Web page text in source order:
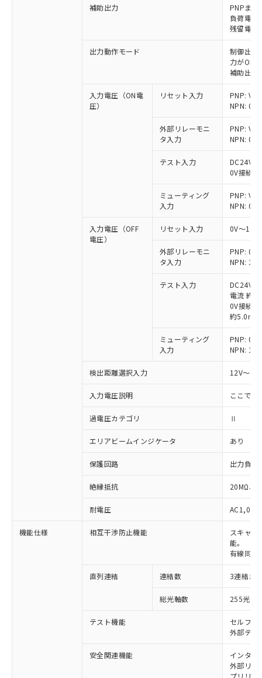
補助出力
PNPまた
負荷電流
残留電圧
出力動作モード
制御出力
力がON)
補助出力
入力電圧（ON電
圧）
リセット入力
PNP: Vs-
NPN: 0
外部リレーモニ
タ入力
PNP: Vs-
NPN: 0
テスト入力
DC24V
0V接続
ミューティング
入力
PNP: Vs-
NPN: 0
入力電圧（OFF
電圧）
リセット入力 0V～1/
外部リレーモニ
タ入力
PNP: 0V
NPN: 1/
テスト入力
DC24V
電流 約
0V接続
約5.0mA
ミューティング
入力
PNP: 0V
NPN: 1/
検出距離選択入力 12V～Vs
入力電圧説明 ここでの
過電圧カテゴリ Ⅱ
エリアビームインジケータ あり
保護回路 出力負荷
絶縁抵抗 20MΩ以
耐電圧
機能仕様 相互干渉防止機能
スキャ
能。
有線同期
直列連結 連結数 3連結ま
総光軸数 255光軸
テスト機能
セルフテ
外部テス
安全関連機能
インター
外部リレ
プリリセ
ご利用条件
※1 対応状況
対応済み：EU RoHS指令（10物質）の
非含有に対応した製品が提供可能な商品で
有に対応した製品に切り替える予定のある